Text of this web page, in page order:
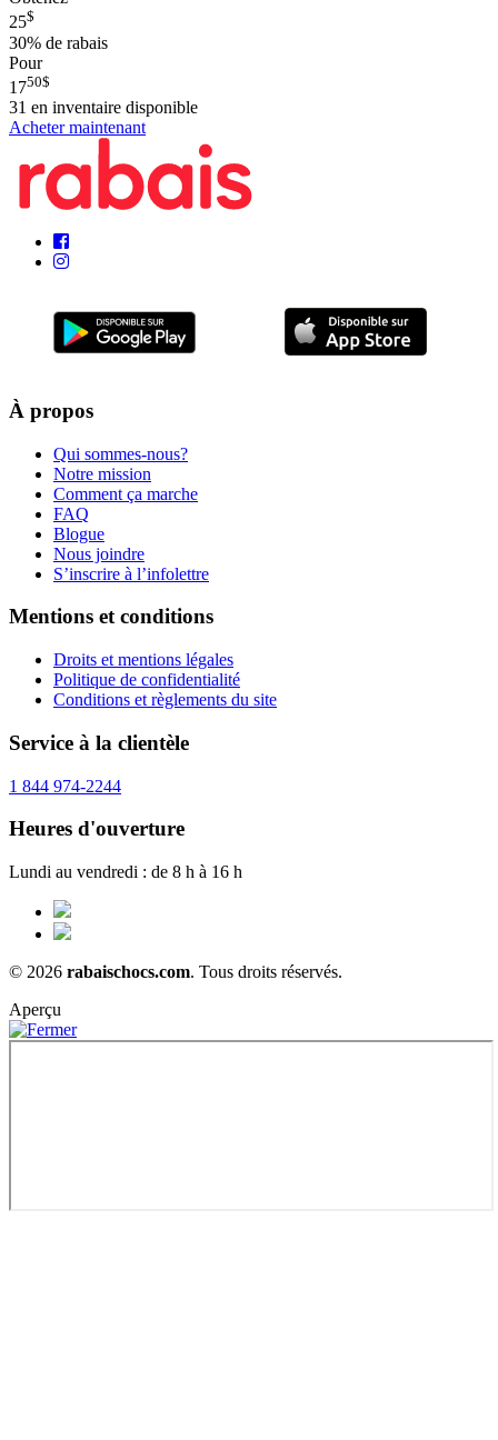
25$
30% de rabais
Pour
1750$
31 en inventaire disponible
Acheter maintenant
À propos
Qui sommes-nous?
Notre mission
Comment ça marche
FAQ
Blogue
Nous joindre
S’inscrire à l’infolettre
Mentions et conditions
Droits et mentions légales
Politique de confidentialité
Conditions et règlements du site
Service à la clientèle
1 844 974-2244
Heures d'ouverture
Lundi au vendredi : de 8 h à 16 h
© 2026 rabaischocs.com. Tous droits réservés.
Aperçu